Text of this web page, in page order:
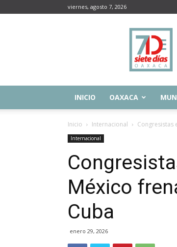
viernes, agosto 7, 2026
Siete
Días
Oaxaca
INICIO OAXACA
Inicio Internacional Congresistas
Internacional
México
Cuba
enero 29, 2026